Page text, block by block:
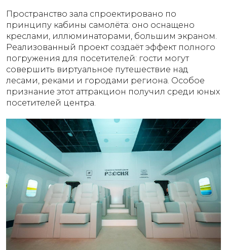
Пространство зала спроектировано по
принципу кабины самолёта: оно оснащено
креслами, иллюминаторами, большим экраном.
Реализованный проект создаёт эффект полного
погружения для посетителей: гости могут
совершить виртуальное путешествие над
лесами, реками и городами региона. Особое
признание этот аттракцион получил среди юных
посетителей центра.